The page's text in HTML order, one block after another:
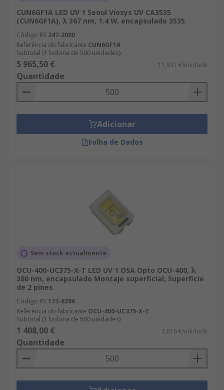
CUN6GF1A LED UV 1 Seoul Viosys UV CA3535
(CUN6GF1A), λ 367 nm, 1.4 W, encapsulado 3535
Código RS 247-2000
Referência do fabricante CUN6GF1A
Subtotal (1 bobina de 500 unidades)
5 965,50 € 11,931 €/unidade
Quantidade
Adicionar
Folha de Dados
Sem stock actualmente
OCU-400-UC375-X-T LED UV 1 OSA Opto OCU-400, λ
380 nm, encapsulado Montaje superficial, Superficie
de 2 pines
Código RS 173-6286
Referência do fabricante OCU-400-UC375-X-T
Subtotal (1 bobina de 500 unidades)
1 408,00 € 2,816 €/unidade
Quantidade